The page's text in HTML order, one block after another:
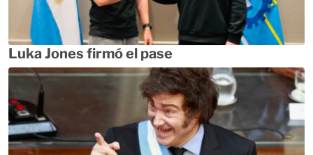
Luka Jones firmó el pase